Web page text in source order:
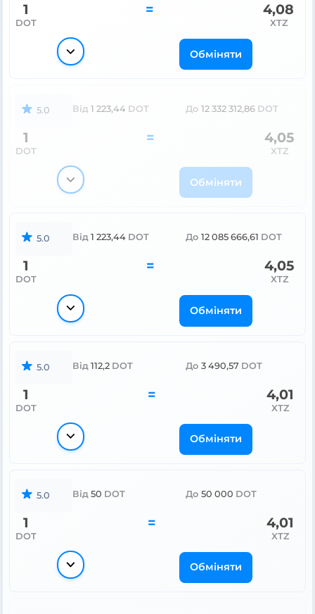
1
DOT
= 4,08
XTZ
Обміняти
5.0 Від 1 223,44 DOT До 12 332 312,86 DOT
1
DOT
= 4,05
XTZ
Обміняти
5.0 Від 1 223,44 DOT До 12 085 666,61 DOT
1
DOT
= 4,05
XTZ
Обміняти
5.0 Від 112,2 DOT До 3 490,57 DOT
1
DOT
= 4,01
XTZ
Обміняти
5.0 Від 50 DOT До 50 000 DOT
1
DOT
= 4,01
XTZ
Обміняти